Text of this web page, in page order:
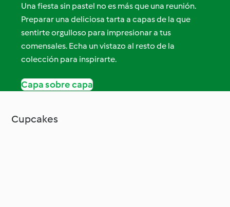
Una fiesta sin pastel no es más que una reunión.
Preparar una deliciosa tarta a capas de la que
sentirte orgulloso para impresionar a tus
comensales. Echa un vistazo al resto de la
colección para inspirarte.
Capa sobre capa
Cupcakes